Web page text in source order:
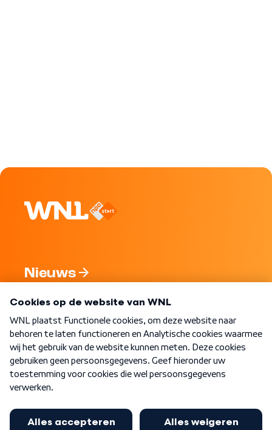
Nieuws
Nieuwsbrief
Word Lid